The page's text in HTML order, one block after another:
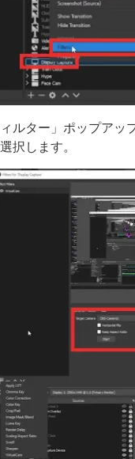
ルター」ポップアッ
択します。